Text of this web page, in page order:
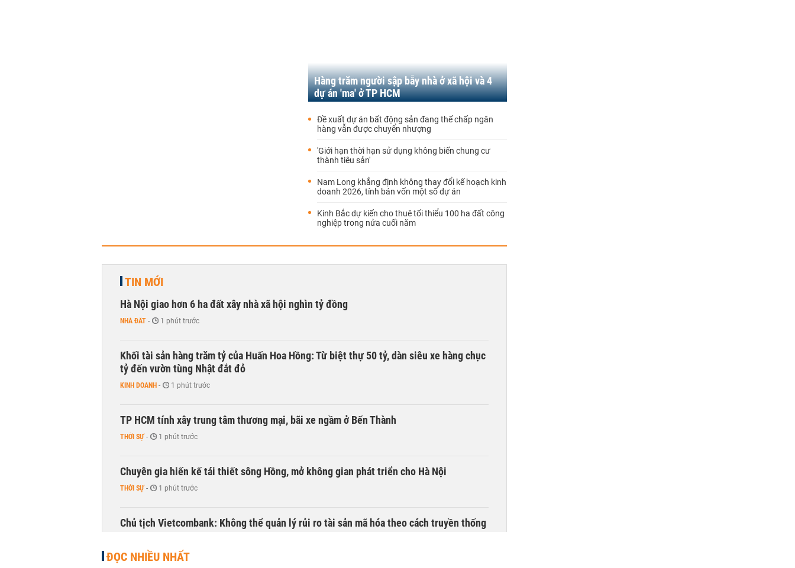
Hàng trăm người sập bẫy nhà ở xã hội và 4
dự án 'ma' ở TP HCM
Đề xuất dự án bất động sản đang thế chấp ngân
hàng vẫn được chuyển nhượng
'Giới hạn thời hạn sử dụng không biến chung cư
thành tiêu sản'
Nam Long khẳng định không thay đổi kế hoạch kinh
doanh 2026, tính bán vốn một số dự án
Kinh Bắc dự kiến cho thuê tối thiểu 100 ha đất công
nghiệp trong nửa cuối năm
TIN MỚI
Hà Nội giao hơn 6 ha đất xây nhà xã hội nghìn tỷ đồng
NHÀ ĐẤT - 1 phút trước
Khối tài sản hàng trăm tỷ của Huấn Hoa Hồng: Từ biệt thự 50 tỷ, dàn siêu xe hàng chục
tỷ đến vườn tùng Nhật đắt đỏ
KINH DOANH - 1 phút trước
TP HCM tính xây trung tâm thương mại, bãi xe ngầm ở Bến Thành
THỜI SỰ - 1 phút trước
Chuyên gia hiến kế tái thiết sông Hồng, mở không gian phát triển cho Hà Nội
THỜI SỰ - 1 phút trước
Chủ tịch Vietcombank: Không thể quản lý rủi ro tài sản mã hóa theo cách truyền thống
ĐỌC NHIỀU NHẤT